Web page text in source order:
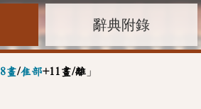
辭典附錄
8畫/隹部+11畫/離 」